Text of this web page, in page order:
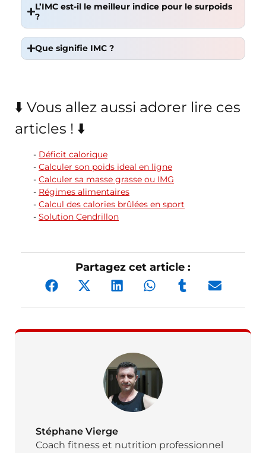
L’IMC est-il le meilleur indice pour le surpoids
?
Que signifie IMC ?
⬇️ Vous allez aussi adorer lire ces
articles ! ⬇️
Déficit calorique
Calculer son poids ideal en ligne
Calculer sa masse grasse ou IMG
Régimes alimentaires
Calcul des calories brûlées en sport
Solution Cendrillon
Partagez cet article :
Stéphane Vierge
Coach fitness et nutrition professionnel